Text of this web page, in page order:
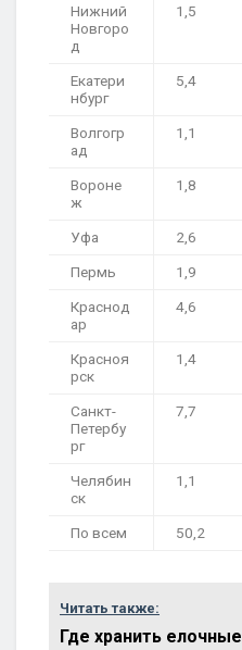
Нижний
Новгоро
д
1,5
Екатери
нбург
5,4
Волгогр
ад
1,1
Вороне
ж
1,8
Уфа 2,6
Пермь
1,9
Краснод
ар
4,6
Красноя
рск
1,4
Санкт-
Петербу
рг
7,7
Челябин
ск
1,1
По всем 50,2
Читать также:
Где хранить елочные